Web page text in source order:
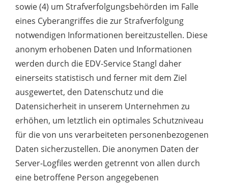
sowie (4) um Strafverfolgungsbehörden im Falle
eines Cyberangriffes die zur Strafverfolgung
notwendigen Informationen bereitzustellen. Diese
anonym erhobenen Daten und Informationen
werden durch die EDV-Service Stangl daher
einerseits statistisch und ferner mit dem Ziel
ausgewertet, den Datenschutz und die
Datensicherheit in unserem Unternehmen zu
erhöhen, um letztlich ein optimales Schutzniveau
für die von uns verarbeiteten personenbezogenen
Daten sicherzustellen. Die anonymen Daten der
Server-Logfiles werden getrennt von allen durch
eine betroffene Person angegebenen